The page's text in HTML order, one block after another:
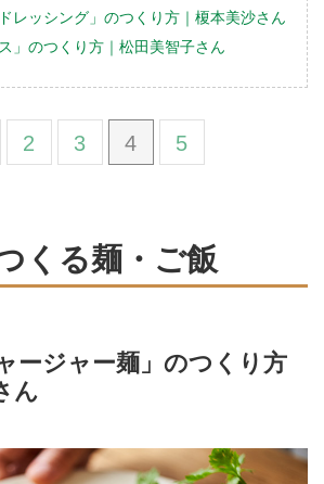
レッシング」のつくり方｜榎本美沙さん
」のつくり方｜松田美智子さん
2 3 4 5
くる麺・ご飯
ージャー麺」のつくり方
ん